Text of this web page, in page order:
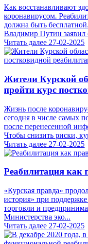
Как восстанавливают
коронавирусом.
должна быть
Владимир Путин заявил
Читать далее 27-02-2025
Жители Курской
пройти курс
Жизнь после
сегодня в числе самых
после перенесенной
Чтобы снизить риски,
Читать далее 27-02-2025
Реабилитация как
«Курская правда»
история» при
торговли и
Министерства эко...
Читать далее 27-02-2025